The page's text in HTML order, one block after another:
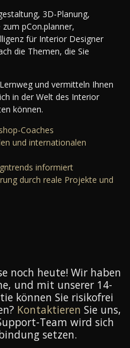
3D-Planung,
pCon.planner,
für Interior Designer
die Themen, die Sie
und vermitteln Ihnen
in der Welt des Interior
können.
Coaches
und internationalen
informiert
durch reale Projekte und
noch heute! Wir haben
und mit unserer 14-
können Sie risikofrei
Kontaktieren Sie uns,
Team wird sich
setzen.